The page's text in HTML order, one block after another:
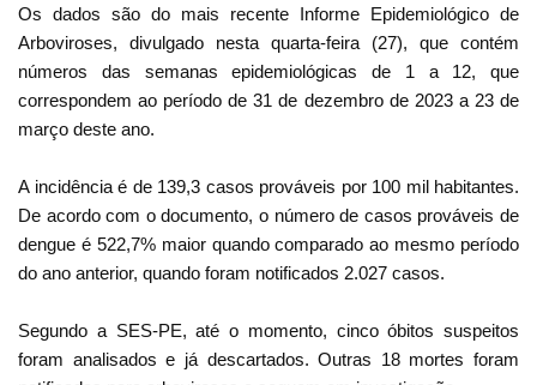
Os dados são do mais recente Informe Epidemiológico de
Arboviroses, divulgado nesta quarta-feira (27), que contém
números das semanas epidemiológicas de 1 a 12, que
correspondem ao período de 31 de dezembro de 2023 a 23 de
março deste ano.
A incidência é de 139,3 casos prováveis por 100 mil habitantes.
De acordo com o documento, o número de casos prováveis de
dengue é 522,7% maior quando comparado ao mesmo período
do ano anterior, quando foram notificados 2.027 casos.
Segundo a SES-PE, até o momento, cinco óbitos suspeitos
foram analisados e já descartados. Outras 18 mortes foram